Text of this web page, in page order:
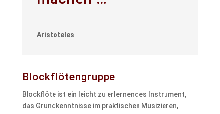
Aristoteles
Blockflötengruppe
Blockflöte ist ein leicht zu erlernendes Instrument,
das Grundkenntnisse im praktischen Musizieren,